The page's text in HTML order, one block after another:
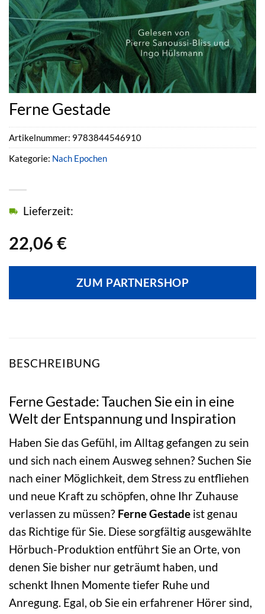
Ferne Gestade
22,06 €
Lieferzeit:
ZUM PARTNERSHOP
Artikelnummer: 9783844546910
Kategorie: Nach Epochen
BESCHREIBUNG
Ferne Gestade: Tauchen Sie ein in eine
Welt der Entspannung und Inspiration
Haben Sie das Gefühl, im Alltag gefangen zu sein
und sich nach einem Ausweg sehnen? Suchen Sie
nach einer Möglichkeit, dem Stress zu entfliehen
und neue Kraft zu schöpfen, ohne Ihr Zuhause
verlassen zu müssen? Ferne Gestade ist genau
das Richtige für Sie. Diese sorgfältig ausgewählte
Hörbuch-Produktion entführt Sie an Orte, von
denen Sie bisher nur geträumt haben, und
schenkt Ihnen Momente tiefer Ruhe und
Anregung. Egal, ob Sie ein erfahrener Hörer sind,